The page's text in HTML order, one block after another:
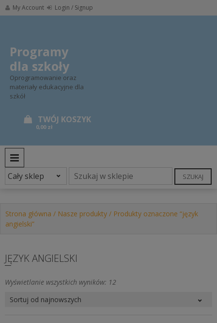
Skip
to
My Account Login / Signup
Programy
dla szkoły
Oprogramowanie oraz
materiały edukacyjne dla
szkół
0,00 zł
SZUKAJ
Strona główna / Nasze produkty / Produkty oznaczone “język
angielski”
JĘZYK ANGIELSKI
Wyświetlanie wszystkich wyników: 12